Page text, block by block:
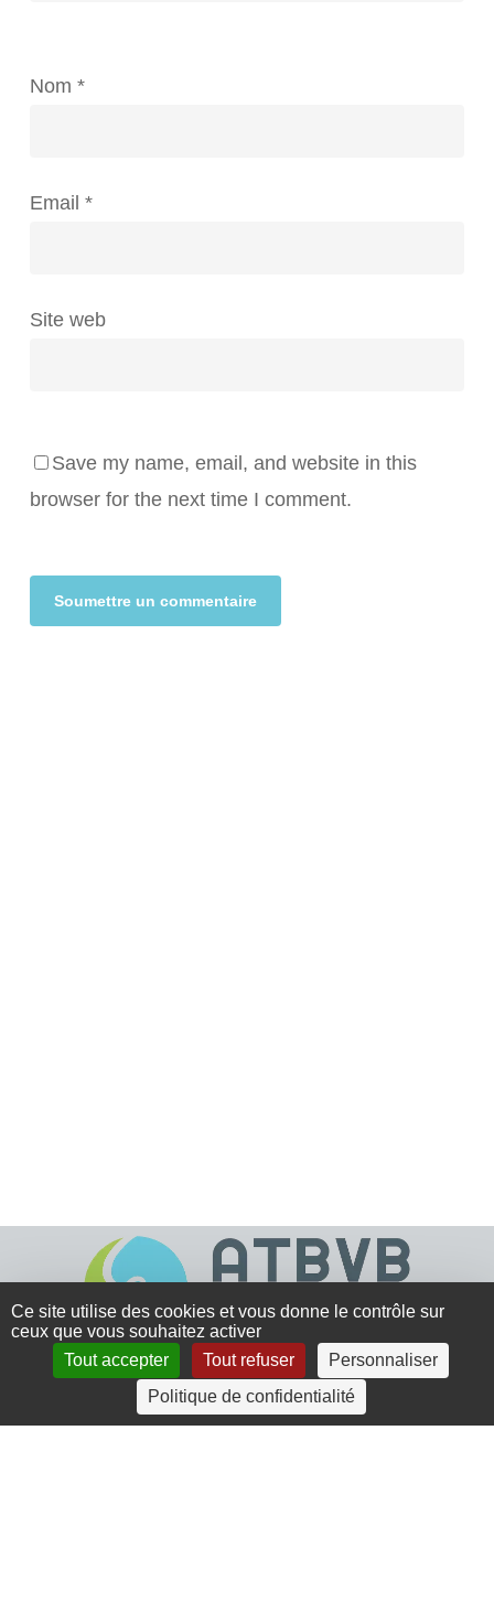
Nom *
Email *
Site web
Save my name, email, and website in this
browser for the next time I comment.
4 rue Crec’h-Ugen
22810 Belle Isle en Terre
Ce site utilise des cookies et vous donne le contrôle sur
ceux que vous souhaitez activer
Tout accepter
Tout refuser
Personnaliser
Politique de confidentialité